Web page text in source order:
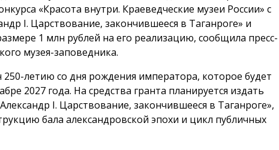
«Красота внутри. Краеведческие музеи России» с
I. Царствование, закончившееся в Таганроге» и
1 млн рублей на его реализацию, сообщила пресс-
музея-заповедника.
летию со дня рождения императора, которое будет
2027 года. На средства гранта планируется издать
I. Царствование, закончившееся в Таганроге»,
бала александровской эпохи и цикл публичных